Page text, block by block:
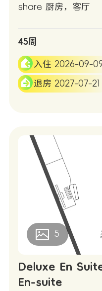
share 厨房，客厅
45周
入住 2026-09-
退房 2027-07-21
5
Deluxe En
En-suite